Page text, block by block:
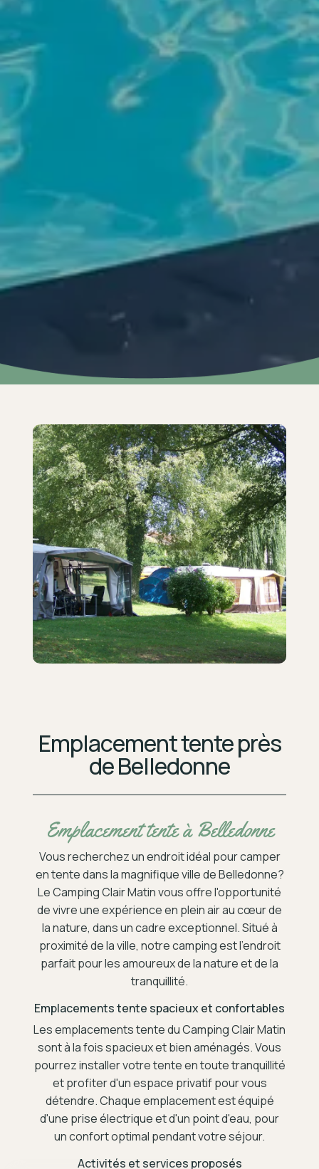
Emplacement tente près
de Belledonne
Emplacement tente à Belledonne
Vous recherchez un endroit idéal pour camper
en tente dans la magnifique ville de Belledonne?
Le Camping Clair Matin vous offre l'opportunité
de vivre une expérience en plein air au cœur de
la nature, dans un cadre exceptionnel. Situé à
proximité de la ville, notre camping est l'endroit
parfait pour les amoureux de la nature et de la
tranquillité.
Emplacements tente spacieux et confortables
Les emplacements tente du Camping Clair Matin
sont à la fois spacieux et bien aménagés. Vous
pourrez installer votre tente en toute tranquillité
et profiter d'un espace privatif pour vous
détendre. Chaque emplacement est équipé
d'une prise électrique et d'un point d'eau, pour
un confort optimal pendant votre séjour.
Activités et services proposés